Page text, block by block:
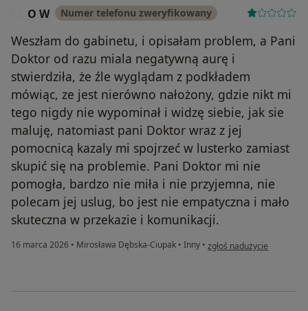
O W Numer telefonu zweryfikowany
Weszłam do gabinetu, i opisałam problem, a Pani
Doktor od razu miala negatywną aurę i
stwierdziła, że źle wyglądam z podkładem
mówiąc, ze jest nierówno nałożony, gdzie nikt mi
tego nigdy nie wypominał i widzę siebie, jak sie
maluję, natomiast pani Doktor wraz z jej
pomocnicą kazaly mi spojrzeć w lusterko zamiast
skupić się na problemie. Pani Doktor mi nie
pomogła, bardzo nie miła i nie przyjemna, nie
polecam jej uslug, bo jest nie empatyczna i mało
skuteczna w przekazie i komunikacji.
16 marca 2026 • Mirosława Dębska-Ciupak • Inny • w opinii użytkownika O W
zgłoś nadużycie